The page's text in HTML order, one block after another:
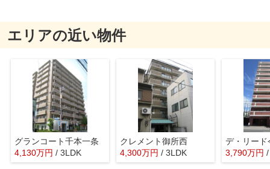
エリアの近い物件
グランコート千本一条
4,130万円 / 3LDK
クレメント御所西
4,300万円 / 3LDK
デ・リード
3,790万円